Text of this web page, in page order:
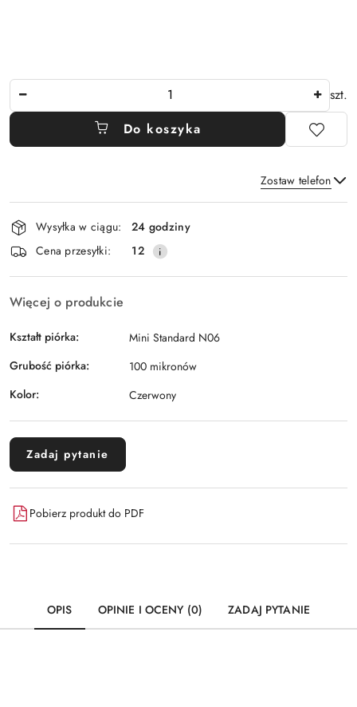
szt.
Do koszyka
Zostaw telefon
Wyślij
Dostępność
i
dostawa
Wysyłka w ciągu:
24 godziny
Cena przesyłki:
12
Więcej o produkcie
Kształt piórka:
Mini Standard N06
Grubość piórka:
100 mikronów
Kolor:
Czerwony
Zadaj pytanie
Pobierz produkt do PDF
OPIS OPINIE I OCENY (0) ZADAJ PYTANIE